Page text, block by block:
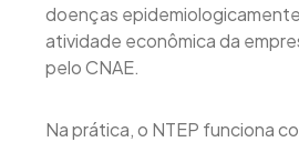
doenças
atividade econômica da
pelo CNAE.
Na prática, o NTEP funciona